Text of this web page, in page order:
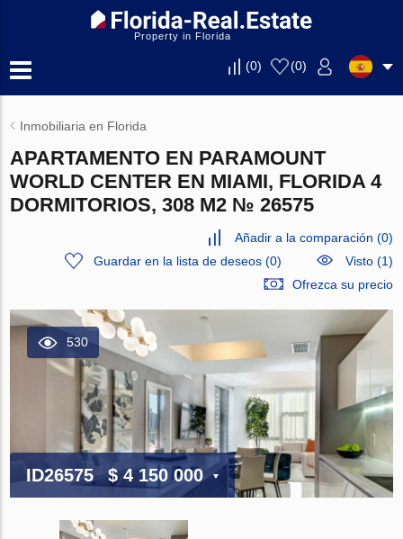
Property in Florida
(0) (0)
Inmobiliaria en Florida
APARTAMENTO EN PARAMOUNT
WORLD CENTER EN MIAMI, FLORIDA 4
DORMITORIOS, 308 M2 № 26575
Añadir a la comparación (0)
Guardar en la lista de deseos(0)
Visto (1)
Ofrezca su precio
530
ID26575 $ 4 150 000